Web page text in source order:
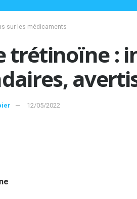
sur les médicaments
trétinoïne :
12/05/2022